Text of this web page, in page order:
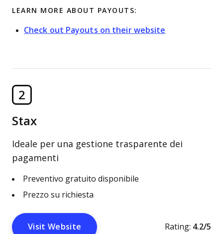
LEARN MORE ABOUT PAYOUTS:
Check out Payouts on their website
2
Stax
Ideale per una gestione trasparente dei
pagamenti
Preventivo gratuito disponibile
Prezzo su richiesta
Visit Website Rating: 4.2/5